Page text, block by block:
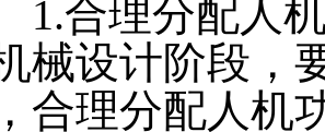
合理分配人机
械设计阶段，
合理分配人机